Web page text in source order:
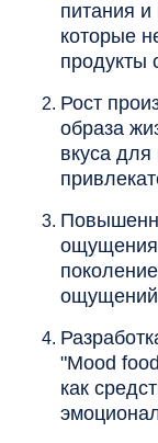
питания
которые
продукты
Рост
образа
вкуса
"Mood
как